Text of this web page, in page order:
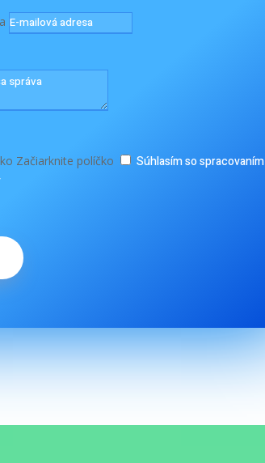
Začiarknite políčko
Súhlasím so spracovaním